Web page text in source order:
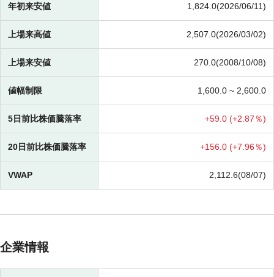
年初来安値 1,824.0(2026/06/11)
上場来高値 2,507.0(2026/03/02)
上場来安値 270.0(2008/10/08)
値幅制限 1,600.0 ~ 2,600.0
5日前比株価騰落率 +59.0 (+2.87％)
20日前比株価騰落率 +156.0 (+7.96％)
VWAP 2,112.6(08/07)
企業情報